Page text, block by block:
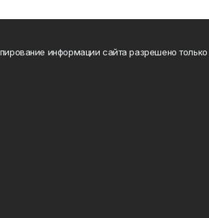
информации сайта разрешено